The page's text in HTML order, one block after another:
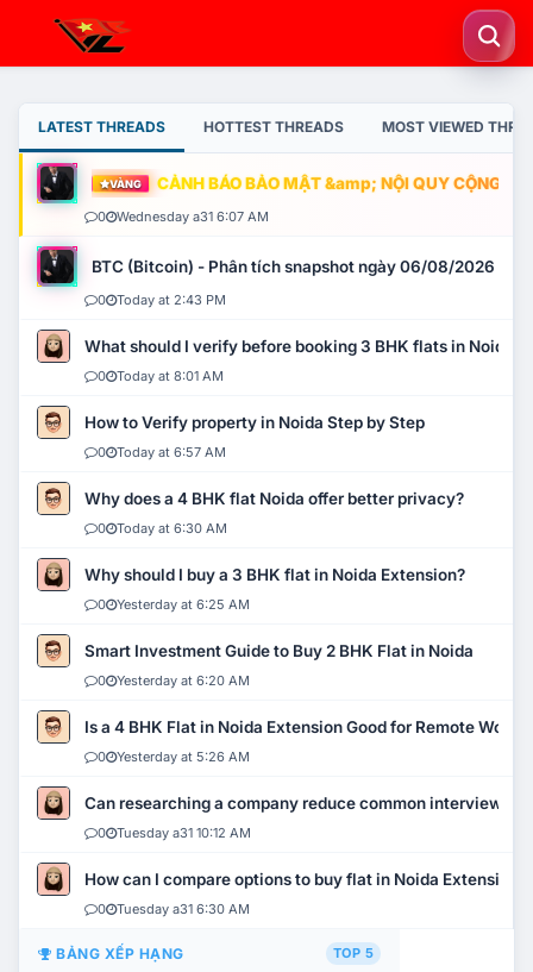
LATEST THREADS HOTTEST THREADS MOST VIEWED
VÀNG CẢNH BÁO BẢO MẬT &amp; NỘI QUY CỘNG
0 Wednesday a31 6:07 AM
BTC (Bitcoin) - Phân tích snapshot ngày 06/08/2026
0 Today at 2:43 PM
What should I verify before booking 3 BHK flats in Noida?
0 Today at 8:01 AM
How to Verify property in Noida Step by Step
0 Today at 6:57 AM
Why does a 4 BHK flat Noida offer better privacy?
0 Today at 6:30 AM
Why should I buy a 3 BHK flat in Noida Extension?
0 Yesterday at 6:25 AM
Smart Investment Guide to Buy 2 BHK Flat in Noida
0 Yesterday at 6:20 AM
Is a 4 BHK Flat in Noida Extension Good for Remote Work?
0 Yesterday at 5:26 AM
Can researching a company reduce common interview
0 Tuesday a31 10:12 AM
How can I compare options to buy flat in Noida Extension?
0 Tuesday a31 6:30 AM
BẢNG XẾP HẠNG TOP 5